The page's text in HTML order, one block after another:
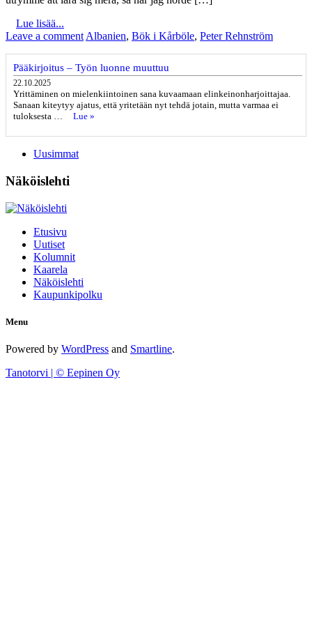
Lue lisää...
Leave a commentAlbanien, Bök i Kårböle, Peter Rehnström
Pääkirjoitus – Työn luonne muuttuu
22.10.2025
Yrittäminen on mielenkiintoinen sana kuvaamaan elinkeinonharjoittajaa.
Sanaan kiteytyy ajatus, että yritetään nyt tehdä jotain, mutta varmaa ei
tuloksesta …
Lue »
Uusimmat
Näköislehti
Etusivu
Uutiset
Kolumnit
Kaarela
Näköislehti
Kaupunkipolku
Menu
Powered by WordPress and Smartline.
Tanotorvi | © Eepinen Oy